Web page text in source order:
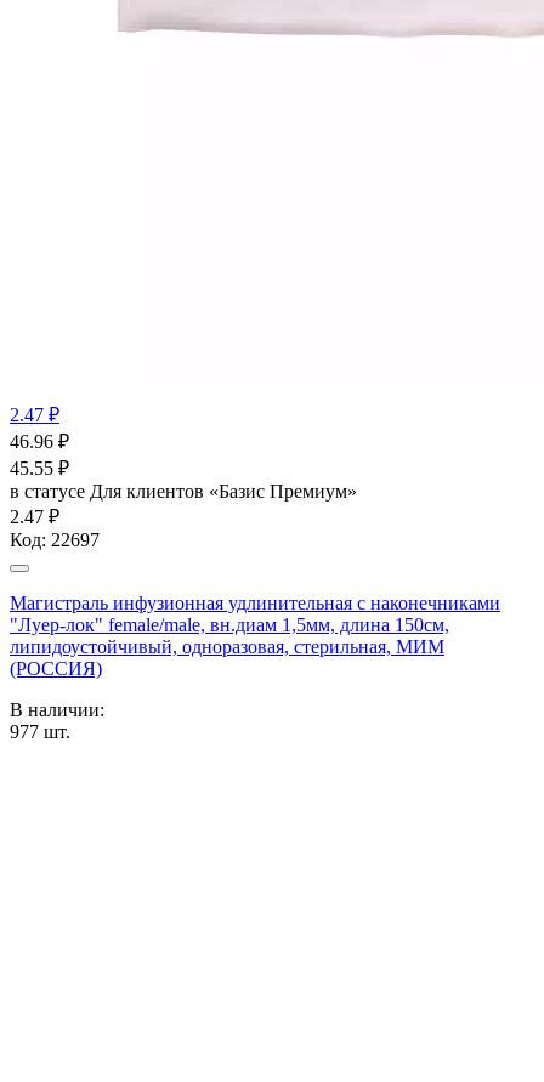
2.47 ₽
46.96 ₽
45.55 ₽
в статусе Для клиентов «Базис Премиум»
2.47 ₽
Код: 22697
Магистраль инфузионная удлинительная с наконечниками
"Луер-лок" female/male, вн.диам 1,5мм, длина 150см,
липидоустойчивый, одноразовая, стерильная, МИМ
(РОССИЯ)
В наличии:
977 шт.